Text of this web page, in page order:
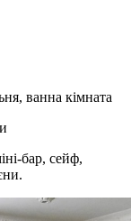
ванна кімната
бар, сейф,